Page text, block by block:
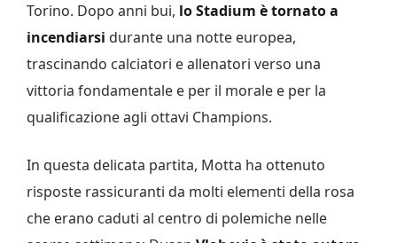
Torino. Dopo anni bui, lo Stadium è tornato a
incendiarsi durante una notte europea,
trascinando calciatori e allenatori verso una
vittoria fondamentale e per il morale e per la
qualificazione agli ottavi Champions.
In questa delicata partita, Motta ha ottenuto
risposte rassicuranti da molti elementi della rosa
che erano caduti al centro di polemiche nelle